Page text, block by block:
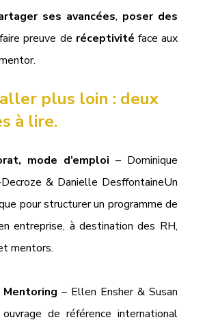
ses avancées, poser des
preuve de réceptivité face aux
plus loin : deux
à lire.
mode d’emploi – Dominique
& Danielle DesffontaineUn
pour structurer un programme de
entreprise, à destination des RH,
mentors.
– Ellen Ensher & Susan
ouvrage de référence international